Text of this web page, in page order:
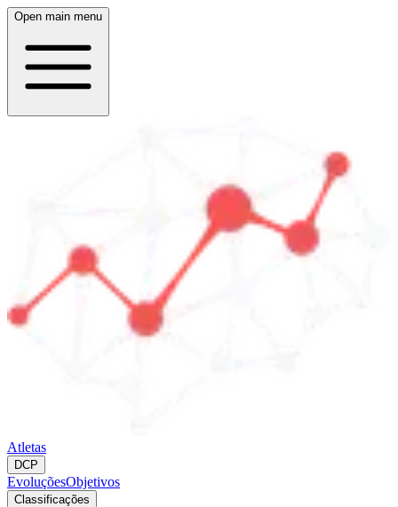
Open main menu
Atletas
DCP
EvoluçõesObjetivos
Classificações